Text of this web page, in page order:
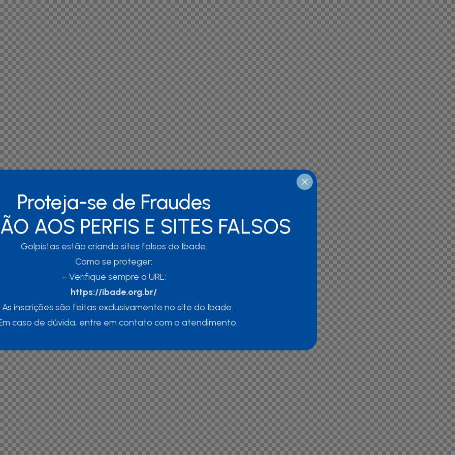
Proteja-se de Fraudes
AOS PERFIS E SITES FALSOS
Golpistas estão criando sites falsos do Ibade.
Como se proteger:
– Verifique sempre a URL:
https://ibade.org.br/
As inscrições são feitas exclusivamente no site do Ibade.
caso de dúvida, entre em contato com o atendimento.